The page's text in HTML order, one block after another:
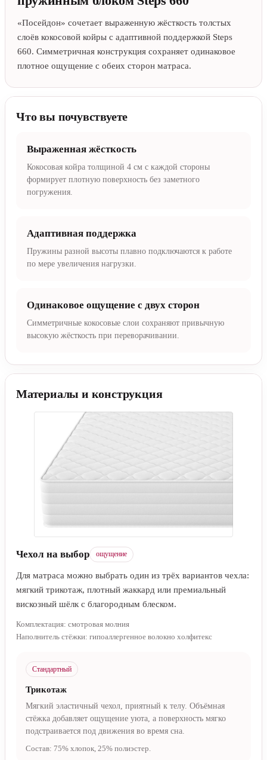
«Посейдон» сочетает выраженную жёсткость толстых
слоёв кокосовой койры с адаптивной поддержкой Steps
660. Симметричная конструкция сохраняет одинаковое
плотное ощущение с обеих сторон матраса.
Что вы почувствуете
Выраженная жёсткость
Кокосовая койра толщиной 4 см с каждой стороны
формирует плотную поверхность без заметного
погружения.
Адаптивная поддержка
Пружины разной высоты плавно подключаются к работе
по мере увеличения нагрузки.
Одинаковое ощущение с двух сторон
Симметричные кокосовые слои сохраняют привычную
высокую жёсткость при переворачивании.
Материалы и конструкция
Чехол на выбор ощущение
Для матраса можно выбрать один из трёх вариантов чехла:
мягкий трикотаж, плотный жаккард или премиальный
вискозный шёлк с благородным блеском.
Комплектация: смотровая молния
Наполнитель стёжки: гипоаллергенное волокно холфитекс
Стандартный
Трикотаж
Мягкий эластичный чехол, приятный к телу. Объёмная
стёжка добавляет ощущение уюта, а поверхность мягко
подстраивается под движения во время сна.
Состав: 75% хлопок, 25% полиэстер.